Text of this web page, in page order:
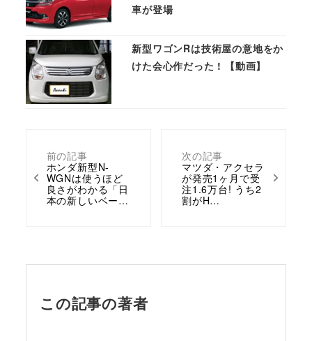
前の記事
ホンダ新型N-
WGNは使うほど
良さがわかる「日
本の新しいベー…
次の記事
マツダ・アクセラ
が発売1ヶ月で受
注1.6万台! うち2
割がH…
車が登場
新型ワゴンRは技術屋の意地をか
けた会心作だった ! 【動画】
この記事の著者